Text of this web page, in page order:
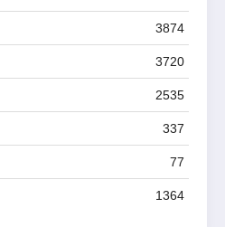
3874
3720
2535
337
77
1364